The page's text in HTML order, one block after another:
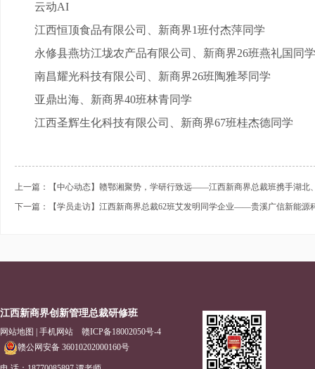
云动AI
江西恒顶食品有限公司、新商界1班付杰萍同学
永修县燕坊江垅农产品有限公司、新商界26班燕礼国同学
南昌耀光科技有限公司、新商界26班陶雅琴同学
亚鼎出海、新商界40班林青同学
江西圣辉生化科技有限公司、新商界67班桂杰德同学
上一篇：【中心动态】赣鄂湘聚势，学研行致远——江西新商界总裁班携手湖北
下一篇：【学员走访】江西新商界总裁62班艾发明同学企业——贵溪广信新能源
江西新商界创新管理总裁研修班
网站地图 手机网站
赣ICP备18002050号-4
赣公网安备 36010202000160号